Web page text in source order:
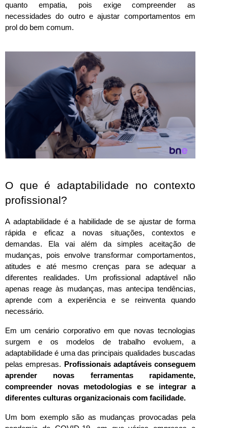
quanto empatia, pois exige compreender as
necessidades do outro e ajustar comportamentos em
prol do bem comum.
O que é adaptabilidade no contexto
profissional?
A adaptabilidade é a habilidade de se ajustar de forma
rápida e eficaz a novas situações, contextos e
demandas. Ela vai além da simples aceitação de
mudanças, pois envolve transformar comportamentos,
atitudes e até mesmo crenças para se adequar a
diferentes realidades. Um profissional adaptável não
apenas reage às mudanças, mas antecipa tendências,
aprende com a experiência e se reinventa quando
necessário.
Em um cenário corporativo em que novas tecnologias
surgem e os modelos de trabalho evoluem, a
adaptabilidade é uma das principais qualidades buscadas
pelas empresas.
Profissionais adaptáveis conseguem
aprender novas ferramentas rapidamente,
compreender novas metodologias e se integrar a
diferentes culturas organizacionais com facilidade.
Um bom exemplo são as mudanças provocadas pela